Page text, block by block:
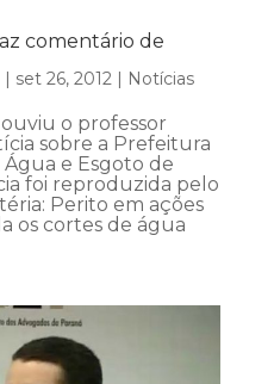
comentário de
| set 26, 2012| Notícias
o professor
sobre a Prefeitura
e Esgoto de
foi reproduzida pelo
Perito em ações
os cortes de água